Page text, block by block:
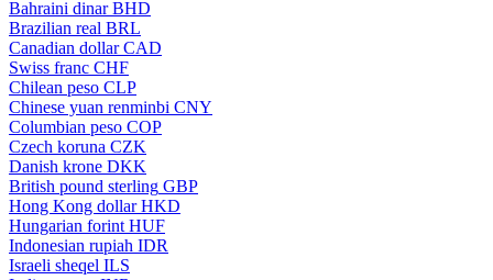
Bahraini dinar BHD
Brazilian real BRL
Canadian dollar CAD
Swiss franc CHF
Chilean peso CLP
Chinese yuan renminbi CNY
Columbian peso COP
Czech koruna CZK
Danish krone DKK
British pound sterling GBP
Hong Kong dollar HKD
Hungarian forint HUF
Indonesian rupiah IDR
Israeli sheqel ILS